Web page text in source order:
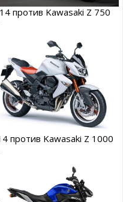
против Kawasaki Z 750
против Kawasaki Z 1000